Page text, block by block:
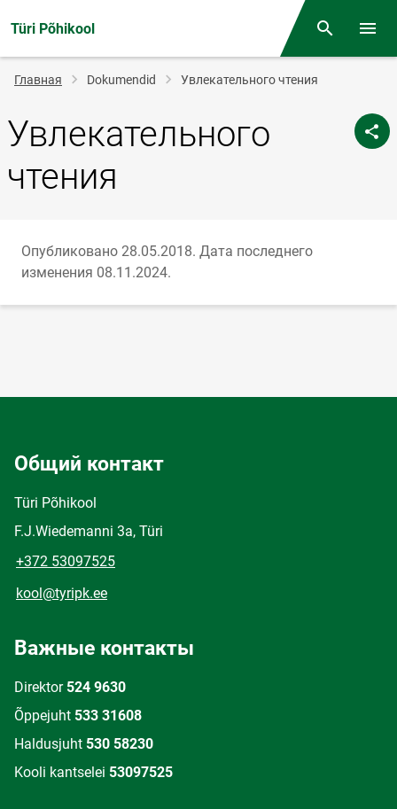
Türi Põhikool Поиск
Строка
навигации
Главная Dokumendid Увлекательного чтения
Увлекательного
чтения
Опубликовано 28.05.2018. Дата последнего
изменения 08.11.2024.
Общий контакт
Türi Põhikool
F.J.Wiedemanni 3a, Türi
+372 53097525
kool@tyripk.ee
Важные контакты
Direktor 524 9630
Õppejuht 533 31608
Haldusjuht 530 58230
Kooli kantselei 53097525